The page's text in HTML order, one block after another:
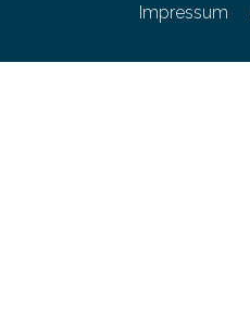
Impressum